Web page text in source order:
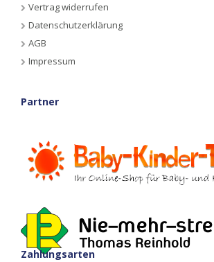
Vertrag widerrufen
Datenschutzerklärung
AGB
Impressum
Partner
Zahlungsarten